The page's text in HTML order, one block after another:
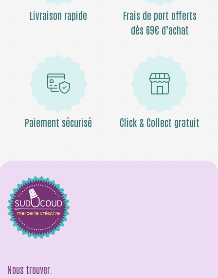
Livraison rapide
Frais de port offerts
dès 69€ d’achat
Paiement sécurisé Click & Collect gratuit
Nous trouver.